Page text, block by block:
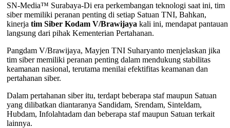
SN-Media™ Surabaya-Di era perkembangan teknologi saat ini, tim
siber memiliki peranan penting di setiap Satuan TNI, Bahkan,
kinerja tim Siber Kodam V/Brawijaya kali ini, mendapat pantauan
langsung dari pihak Kementerian Pertahanan.
Pangdam V/Brawijaya, Mayjen TNI Suharyanto menjelaskan jika
tim siber memiliki peranan penting dalam mendukung stabilitas
keamanan nasional, terutama menilai efektifitas keamanan dan
pertahanan siber.
Dalam pertahanan siber itu, terdapt beberapa staf maupun Satuan
yang dilibatkan diantaranya Sandidam, Srendam, Sinteldam,
Hubdam, Infolahtadam dan beberapa staf maupun Satuan terkait
lainnya.